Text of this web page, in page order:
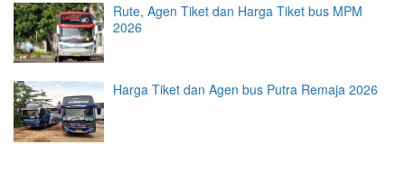
Rute, Agen Tiket dan Harga Tiket bus MPM
2026
Harga Tiket dan Agen bus Putra Remaja 2026